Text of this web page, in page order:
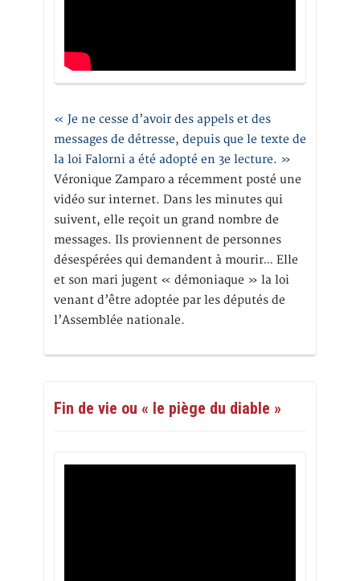
« Je ne cesse d’avoir des appels et des
messages de détresse, depuis que le texte de
la loi Falorni a été adopté en 3e lecture. »
Véronique Zamparo a récemment posté une
vidéo sur internet. Dans les minutes qui
suivent, elle reçoit un grand nombre de
messages. Ils proviennent de personnes
désespérées qui demandent à mourir… Elle
et son mari jugent « démoniaque » la loi
venant d’être adoptée par les députés de
l’Assemblée nationale.
Fin de vie ou « le piège du diable »